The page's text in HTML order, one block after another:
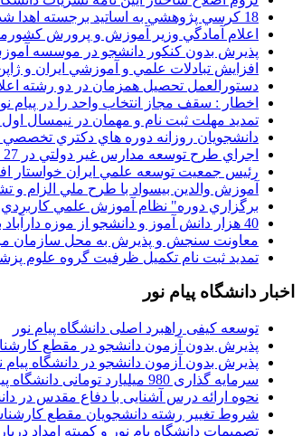
18 کرسي پژوهشي به اساتيد برجسته اهدا شده است
اعلام آمادگي وزير آموزش و پرورش
پذيرش بدون کنکور دانشجو در موسسه
افزايش تبادلات علمي و آموزشي ايران و
دستورالعمل تحصیل همزمان در دو رشته
اخطار : سقف مجاز انتخاب واحد را در پیام
تمدید مهلت ثبت نام و مهمان در نیمسال اول
دانشجويان روزانه دوره هاي دكتري تخصصي
اجراي طرح توسعه مدارس غير دولتي در 27 استان کشور
رئيس جمعيت توسعه علمي ايران خواستار
آموزش والدين بيسواد با طرح ملي الزام و
برگزاري دوره" نظام آموزش علمي
40 هزار دانش آموز و دانشجو از موزه دارآباد بازديد کردند
معاونت سنجش و پذيرش به محل سازمان
تمديد ثبت نام تکميل ظرفيت گروه علوم
اخبار دانشگاه پیام نور
توسعه کیفی راهبرد اصلی دانشگاه پیام نور
پذیرش بدون آزمون دانشجو در مقطع
پذیرش بدون آزمون دانشجو در دانشگاه پیام
سرمایه گذاری 980 میلیارد تومانی دانشگاه پیام نور
نحوه ارائه درس آشنایی با دفاع مقدس در
شروط تغییر رشته دانشجویان مقطع
تصمیمات دانشگاه یام نور و کمیته امداد